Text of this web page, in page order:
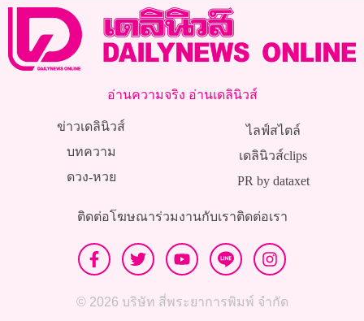
อ่านความจริง อ่านเดลินิวส์
ข่าวเดลินิวส์
บทความ
ดวง-หวย
ไลฟ์สไตล์
เดลินิวส์clips
PR by dataxet
ติดต่อโฆษณาร่วมงานกับเราติดต่อเรา
© 2026 บริษัท สี่พระยาการพิมพ์ จำกัด